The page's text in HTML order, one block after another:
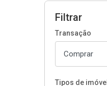
Filtrar
Transação
Tipos de imóvel